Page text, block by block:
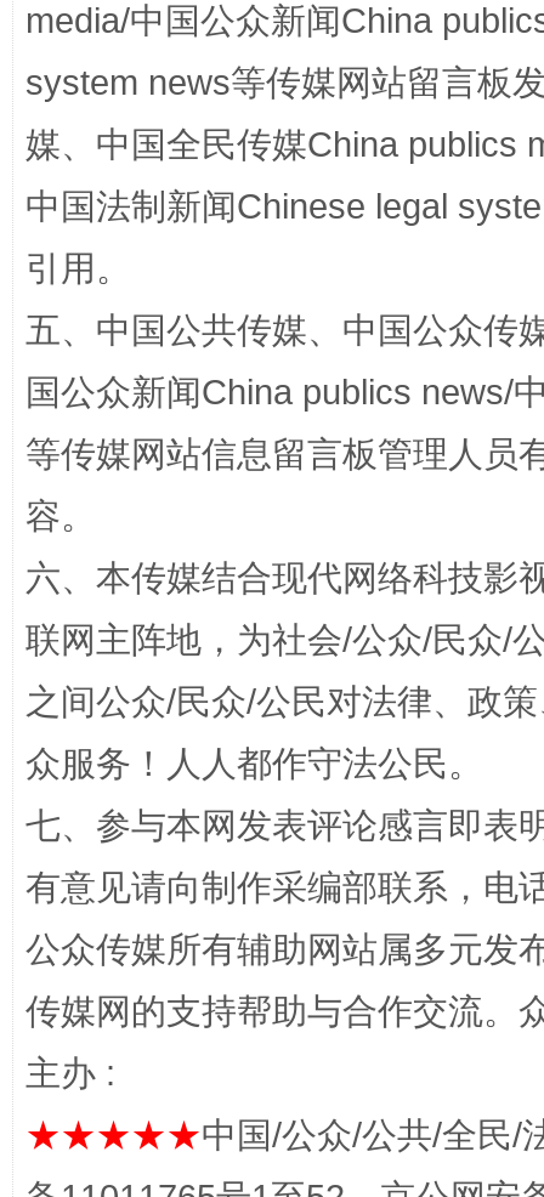
在谋一域中谋全局
习近平的博鳌关键词
魏明亮
media/中国公众新闻China
system news等传媒网站留言板
媒、中国全民传媒China publics
中国法制新闻Chinese legal
引用。
五、中国公共传媒、中国公众传
国公众新闻China publics news/
等传媒网站信息留言板管理人员
容。
六、本传媒结合现代网络科技影
联网主阵地，为社会/公众/民众/
之间公众/民众/公民对法律、政
众服务！人人都作守法公民。
七、参与本网发表评论感言即表
有意见请向制作采编部联系，电
公众传媒所有辅助网站属多元发
传媒网的支持帮助与合作交流。
主办 :
★★★★★中国/公众/公共/全民/